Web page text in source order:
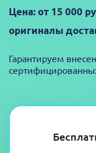
Цена: от 15 000
оригиналы
Гарантируем